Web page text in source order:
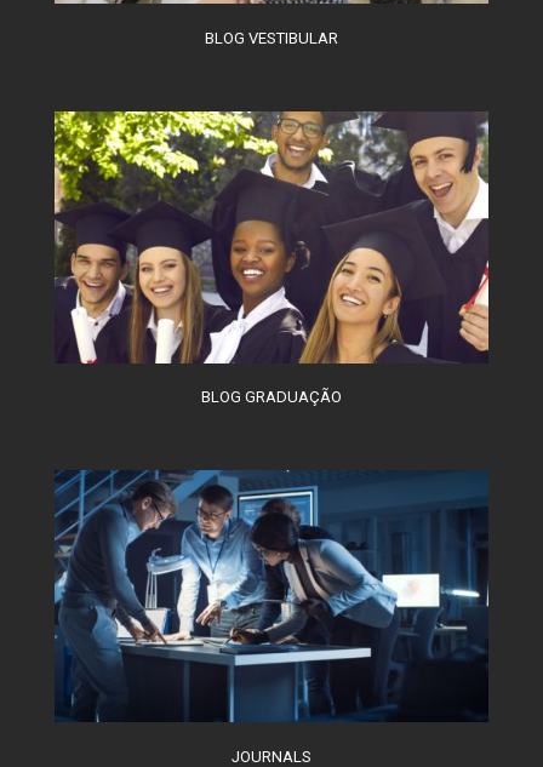
BLOG VESTIBULAR
BLOG GRADUAÇÃO
JOURNALS